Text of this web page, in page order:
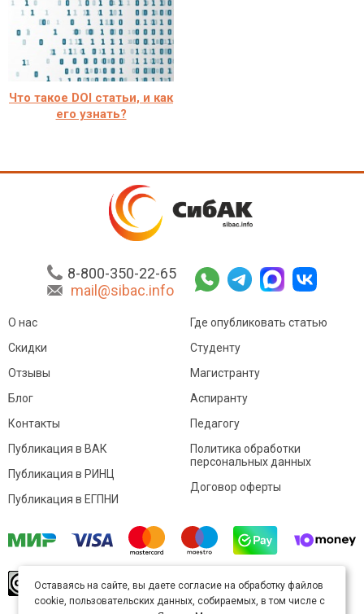
Что такое DOI статьи, и как
его узнать?
8-800-350-22-65
mail@sibac.info
О нас
Скидки
Отзывы
Блог
Контакты
Где опубликовать статью
Студенту
Магистранту
Аспиранту
Педагогу
Публикация в ВАК
Публикация в РИНЦ
Публикация в ЕГПНИ
Политика обработки
персональных данных
Договор оферты
произведение доступно полицензии Creative
Commons «Attribution» («Атрибуция») 4.0
Оставаясь на сайте, вы даете согласие на обработку файлов
cookie, пользовательских данных, собираемых, в том числе с